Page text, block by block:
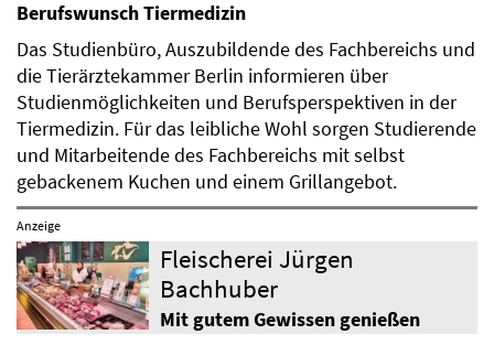
Berufswunsch Tiermedizin
Das Studienbüro, Auszubildende des Fachbereichs und
die Tierärztekammer Berlin informieren über
Studienmöglichkeiten und Berufsperspektiven in der
Tiermedizin. Für das leibliche Wohl sorgen Studierende
und Mitarbeitende des Fachbereichs mit selbst
gebackenem Kuchen und einem Grillangebot.
Anzeige
Fleischerei Jürgen
Bachhuber
Mit gutem Gewissen genießen